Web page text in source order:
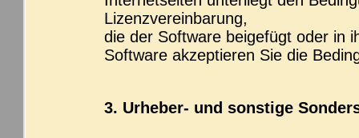
Lizenzvereinbarung,
die der Software beigefügt oder in
Software akzeptieren Sie die
3. Urheber- und sonstige